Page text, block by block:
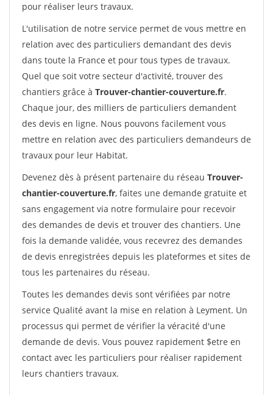
pour réaliser leurs travaux.
L'utilisation de notre service permet de vous mettre en
relation avec des particuliers demandant des devis
dans toute la France et pour tous types de travaux.
Quel que soit votre secteur d'activité, trouver des
chantiers grâce à Trouver-chantier-couverture.fr.
Chaque jour, des milliers de particuliers demandent
des devis en ligne. Nous pouvons facilement vous
mettre en relation avec des particuliers demandeurs de
travaux pour leur Habitat.
Devenez dès à présent partenaire du réseau Trouver-
chantier-couverture.fr, faites une demande gratuite et
sans engagement via notre formulaire pour recevoir
des demandes de devis et trouver des chantiers. Une
fois la demande validée, vous recevrez des demandes
de devis enregistrées depuis les plateformes et sites de
tous les partenaires du réseau.
Toutes les demandes devis sont vérifiées par notre
service Qualité avant la mise en relation à Leyment. Un
processus qui permet de vérifier la véracité d'une
demande de devis. Vous pouvez rapidement $etre en
contact avec les particuliers pour réaliser rapidement
leurs chantiers travaux.